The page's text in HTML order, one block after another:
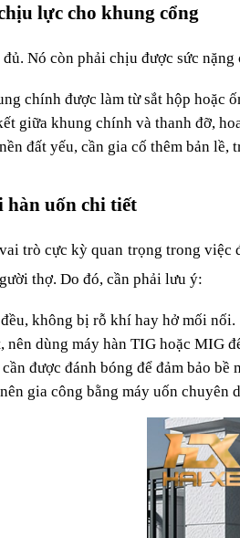
lực cho khung cổng
Nó còn phải chịu được sức
chính được làm từ sắt hộp hoặc
giữa khung chính và thanh đỡ,
đất yếu, cần gia cố thêm bản lề,
uốn chi tiết
trò cực kỳ quan trọng trong việc
thợ. Do đó, cần phải lưu ý:
không bị rỗ khí hay hở mối nối.
nên dùng máy hàn TIG hoặc MIG
được đánh bóng để đảm bảo
gia công bằng máy uốn